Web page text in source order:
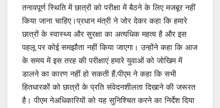
तनावपूर्ण स्थिति में छात्रों को परीक्षा में बैठने के लिए मजबूर नहीं
किया जाना चाहिए।प्रधान मंत्री ने जोर देकर कहा कि हमारे
छात्रों के स्वास्थ्य और सुरक्षा का अत्यधिक महत्व है और इस
पहलू पर कोई समझौता नहीं किया जाएगा। उन्होंने कहा कि आज
के समय में इस तरह की परीक्षाएं हमारे युवाओं को जोखिम में
डालने का कारण नहीं हो सकती हैं.पीएम ने कहा कि सभी
हितधारकों को छात्रों के प्रति संवेदनशीलता दिखाने की जरूरत
है। पीएम नेअधिकारियों को यह सुनिश्चित करने का निर्देश दिया